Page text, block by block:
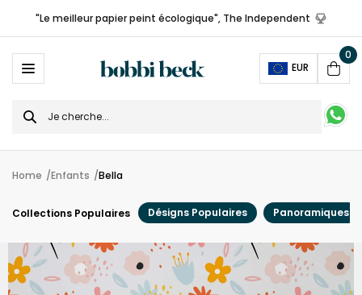
"Le meilleur papier peint écologique", The Independent
EUR
Cart
0
Search
for
Home Enfants Bella
Collections Populaires Désigns Populaires Panoramiques